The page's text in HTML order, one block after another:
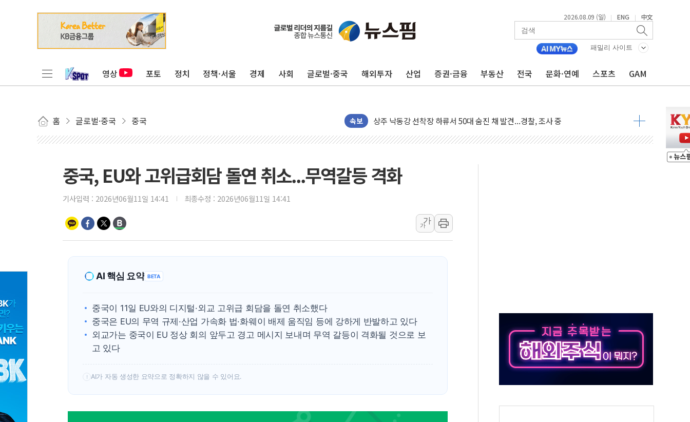
2026.08.09 (일) | ENG | 中文
패밀리 사이트
영상 포토 정치 정책·서울 경제 사회 글로벌·중국 해외투자 산업 증권·금융 부동산 전국 문화·연예 스포츠 GAM
홈 글로벌·중국 중국 속보
평택 진위면 공장서 질식사고 발생…작업자 1명 숨져
[종합] 김민석, 정청래에 누적 1.48%p 차 선두 유지...金 46.01% vs 鄭 44.53%
민주당 경북도당위원장에 오중기 당선...합산득표율 68.63%
김민석, 강원·대구·경북 경선서 정청래에 승리…金 48.54% vs 鄭 44.40%
[속보] 민주, 강원·대구·경북 경선 결과...김민석 48.54% 정청래 44.40%
[속보] 민주, 대구 경선 결과 발표...정청래 47.82% 김민석 46.35% 송영길 5.83%
[속보] 민주, 강원 경선 결과 발표...김민석 50.30% 정청래 41.94% 송영길 7.76%
최태원, 노소영에 9440억 지급 확정되나…재상고 앞두고 막판 셈법
홈플러스發 대형마트 판매, 역대 최대폭 감소한 9.4%↓…유통업계 양극화 심화
윤준병·이해민 의원, '정부 특사'로 콜롬비아 대통령 취임식 참석
'호우·산사태 주의보' 울진 시간당 30mm 강한 비...호우 피해 없어
여야, 황희 '버스 하우스' 공방…野 "청년 우롱 기괴" vs 與 "송구한 해프닝"
중국, EU와 고위급회담 돌연 취소...무역갈등 격화
기사입력 : 2026년06월11일 14:41 최종수정 : 2026년06월11일 14:41
가
가
AI 핵심 요약 BETA
중국이 11일 EU와의 디지털·외교 고위급 회담을 돌연 취소했다
중국은 EU의 무역 규제·산업 가속화 법·화웨이 배제 움직임 등에 강하게 반발하고 있다
외교가는 중국이 EU 정상 회의 앞두고 경고 메시지 보내며 무역 갈등이 격화될 것으로 보
고 있다
! AI가 자동 생성한 요약으로 정확하지 않을 수 있어요.